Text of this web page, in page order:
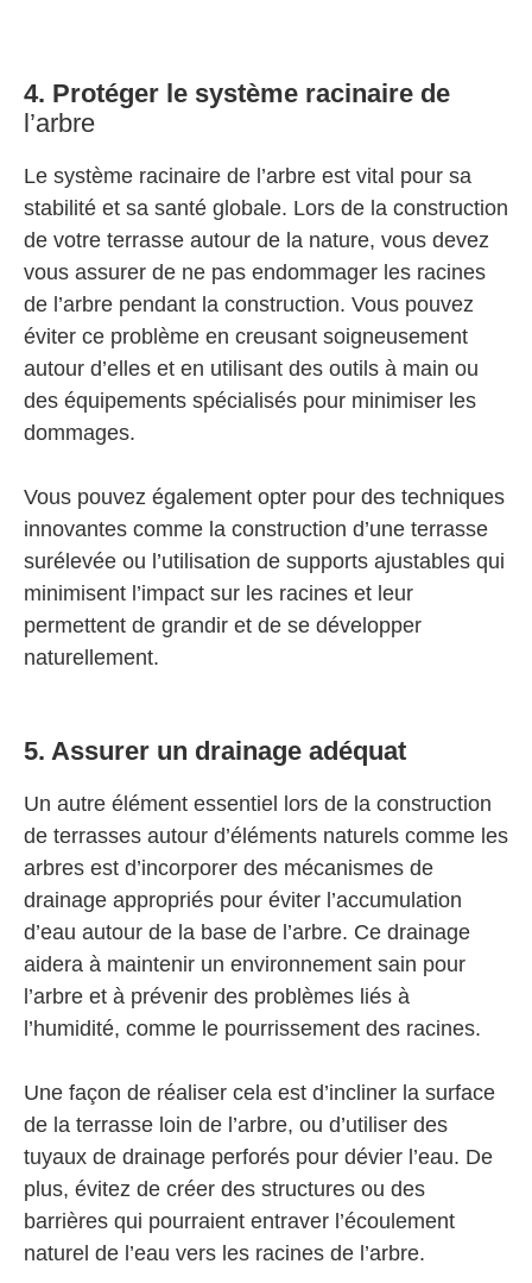
4. Protéger le système racinaire de
l’arbre
Le système racinaire de l’arbre est vital pour sa
stabilité et sa santé globale. Lors de la construction
de votre terrasse autour de la nature, vous devez
vous assurer de ne pas endommager les racines
de l’arbre pendant la construction. Vous pouvez
éviter ce problème en creusant soigneusement
autour d’elles et en utilisant des outils à main ou
des équipements spécialisés pour minimiser les
dommages.
Vous pouvez également opter pour des techniques
innovantes comme la construction d’une terrasse
surélevée ou l’utilisation de supports ajustables qui
minimisent l’impact sur les racines et leur
permettent de grandir et de se développer
naturellement.
5. Assurer un drainage adéquat
Un autre élément essentiel lors de la construction
de terrasses autour d’éléments naturels comme les
arbres est d’incorporer des mécanismes de
drainage appropriés pour éviter l’accumulation
d’eau autour de la base de l’arbre. Ce drainage
aidera à maintenir un environnement sain pour
l’arbre et à prévenir des problèmes liés à
l’humidité, comme le pourrissement des racines.
Une façon de réaliser cela est d’incliner la surface
de la terrasse loin de l’arbre, ou d’utiliser des
tuyaux de drainage perforés pour dévier l’eau. De
plus, évitez de créer des structures ou des
barrières qui pourraient entraver l’écoulement
naturel de l’eau vers les racines de l’arbre.